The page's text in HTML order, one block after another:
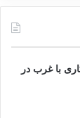
با غرب در